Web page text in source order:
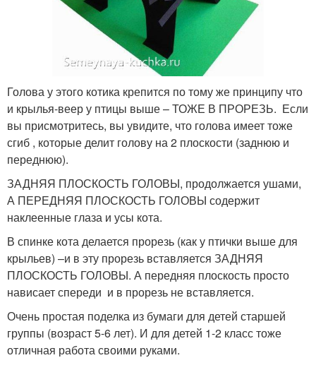
Голова у этого котика крепится по тому же принципу что
и крылья-веер у птицы выше – ТОЖЕ В ПРОРЕЗЬ. Если
вы присмотритесь, вы увидите, что голова имеет тоже
сгиб , которые делит голову на 2 плоскости (заднюю и
переднюю).
ЗАДНЯЯ ПЛОСКОСТЬ ГОЛОВЫ, продолжается ушами,
А ПЕРЕДНЯЯ ПЛОСКОСТЬ ГОЛОВЫ содержит
наклеенные глаза и усы кота.
В спинке кота делается прорезь (как у птички выше для
крыльев) –и в эту прорезь вставляется ЗАДНЯЯ
ПЛОСКОСТЬ ГОЛОВЫ. А передняя плоскость просто
нависает спереди и в прорезь не вставляется.
Очень простая поделка из бумаги для детей старшей
группы (возраст 5-6 лет). И для детей 1-2 класс тоже
отличная работа своими руками.